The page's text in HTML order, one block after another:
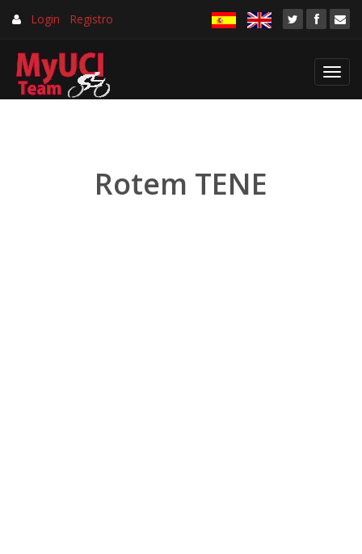
Login Registro
Rotem TENE